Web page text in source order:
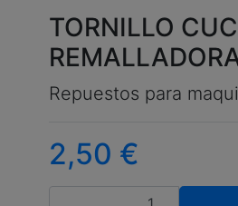
TORNILLO
Repuestos para
2,50 €